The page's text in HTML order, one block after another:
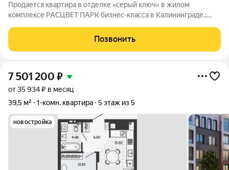
Продается квартира в отделке «серый ключ» в жилом
комплексе РАСЦВЕТ ПАРК бизнес-класса в Калининграде.:
Виды на озеро и природу благодаря панорамному остеклению.
Продуманная
Позвонить
7 501 200 ₽
от 35 934 ₽ в месяц
39,5 м²
1-комн. квартира 5 этаж из 5
новостройка